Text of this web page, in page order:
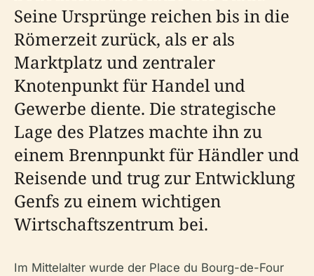
Seine Ursprünge reichen bis in die
Römerzeit zurück, als er als
Marktplatz und zentraler
Knotenpunkt für Handel und
Gewerbe diente. Die strategische
Lage des Platzes machte ihn zu
einem Brennpunkt für Händler und
Reisende und trug zur Entwicklung
Genfs zu einem wichtigen
Wirtschaftszentrum bei.
Im Mittelalter wurde der Place du Bourg-de-Four